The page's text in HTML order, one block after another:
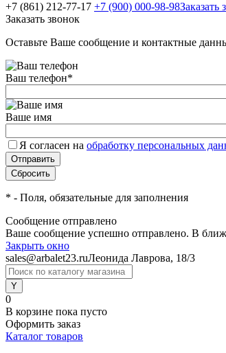
+7 (861) 212-77-17 +7 (900) 000-98-98Заказать
Заказать звонок
Оставьте Ваше сообщение и контактные
Ваш телефон*
Ваше имя
Я согласен на обработку персональных
* - Поля, обязательные для заполнения
Сообщение отправлено
Ваше сообщение успешно отправлено. В
Закрыть окно
sales@arbalet23.ruЛеонида Лаврова, 18/3
0
В корзине пока пусто
Оформить заказ
Каталог товаров